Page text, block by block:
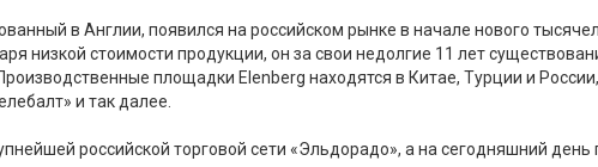
в Англии, появился на российском рынке в начале нового
низкой стоимости продукции, он за свои недолгие 11 лет
площадки Elenberg находятся в Китае, Турции и
и так далее.
российской торговой сети «Эльдорадо», а на сегодняшний